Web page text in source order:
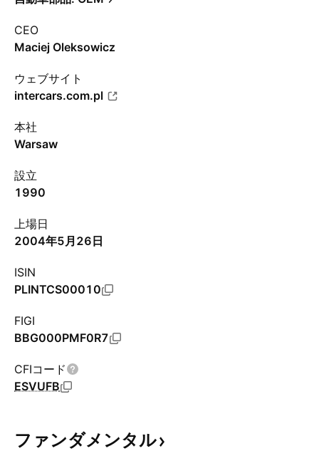
CEO
Maciej Oleksowicz
ウェブサイト
intercars.com.pl
本社
Warsaw
設立
1990
上場日
2004年5月26日
ISIN
PLINTCS00010
FIGI
BBG000PMF0R7
CFIコード
ESVUFB
ファンダメンタル